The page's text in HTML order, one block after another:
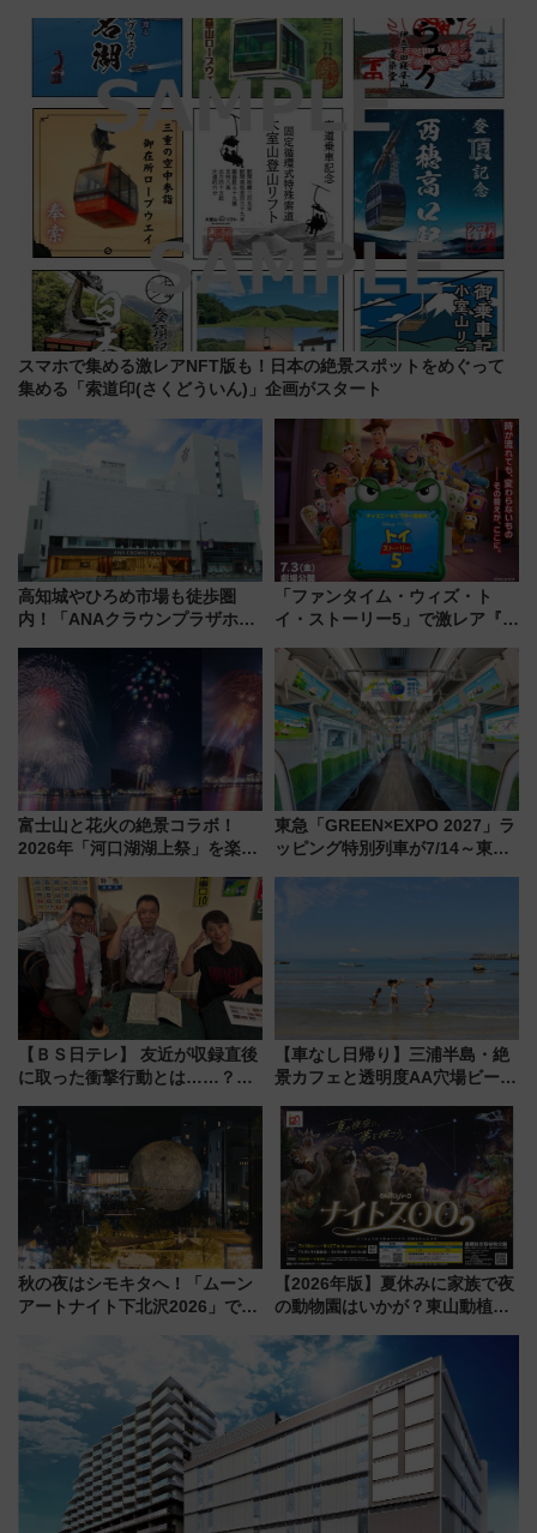
15日スタート
スマホで集める激レアNFT版も！日本の絶景スポットをめぐって
集める「索道印(さくどういん)」企画がスタート
高知城やひろめ市場も徒歩圏
内！「ANAクラウンプラザホテ
「ファンタイム・ウィズ・ト
イ・ストーリー5」で激レア『ロ
デコレーションも徹底解説
富士山と花火の絶景コラボ！
2026年「河口湖湖上祭」を楽し
ススメ
東急「GREEN×EXPO 2027」ラ
ッピング特別列車が7/14～東
ー！ 注目の編成やデザインまと
【ＢＳ日テレ】 友近が収録直後
に取った衝撃行動とは……？
で極上の夏祭り鉄道旅を放送
【車なし日帰り】三浦半島・絶
景カフェと透明度AA穴場ビーチ
用してストレスフリー旅へ行こ
う！
秋の夜はシモキタへ！「ムーン
アートナイト下北沢2026」でイ
【2026年版】夏休みに家族で夜
の動物園はいかが？東山動植物
ZOO」開催情報